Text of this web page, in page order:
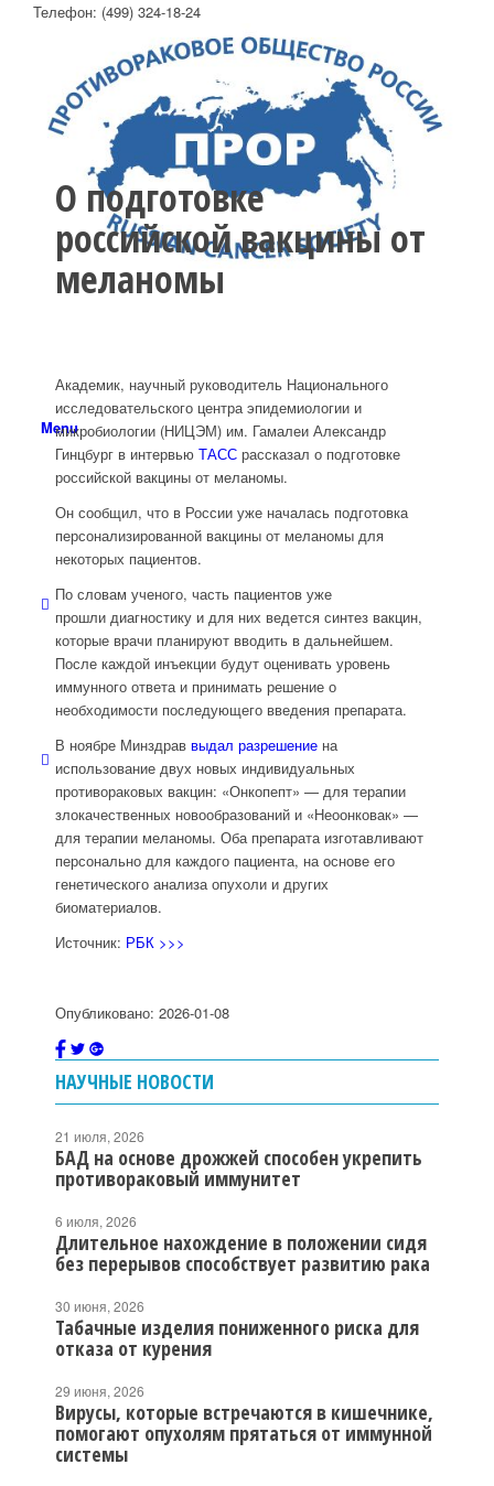
Телефон: (499) 324-18-24
Menu
О подготовке
российской вакцины от
меланомы
Академик, научный руководитель Национального
исследовательского центра эпидемиологии и
микробиологии (НИЦЭМ) им. Гамалеи Александр
Гинцбург в интервью ТАСС рассказал о подготовке
российской вакцины от меланомы.
Он сообщил, что в России уже началась подготовка
персонализированной вакцины от меланомы для
некоторых пациентов.
По словам ученого, часть пациентов уже
прошли диагностику и для них ведется синтез вакцин,
которые врачи планируют вводить в дальнейшем.
После каждой инъекции будут оценивать уровень
иммунного ответа и принимать решение о
необходимости последующего введения препарата.
В ноябре Минздрав выдал разрешение на
использование двух новых индивидуальных
противораковых вакцин: «Онкопепт» — для терапии
злокачественных новообразований и «Неоонковак» —
для терапии меланомы. Оба препарата изготавливают
персонально для каждого пациента, на основе его
генетического анализа опухоли и других
биоматериалов.
Источник: РБК >>>
Опубликовано: 2026-01-08
НАУЧНЫЕ НОВОСТИ
21 июля, 2026
БАД на основе дрожжей способен укрепить
противораковый иммунитет
6 июля, 2026
Длительное нахождение в положении сидя
без перерывов способствует развитию рака
30 июня, 2026
Табачные изделия пониженного риска для
отказа от курения
29 июня, 2026
Вирусы, которые встречаются в кишечнике,
помогают опухолям прятаться от иммунной
системы